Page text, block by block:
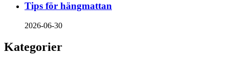
Tips för hängmattan
2026-06-30
Kategorier